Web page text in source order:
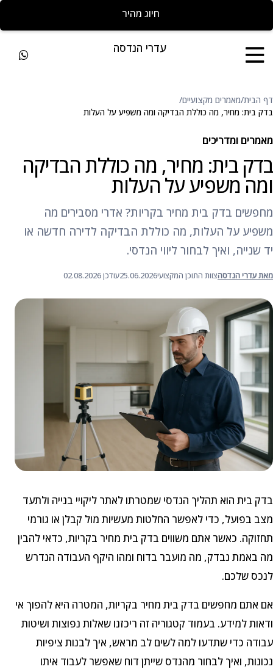
חייגו להצעת מחיר מהירה
עדרי הנדסה
דף הבית/מאמרים מקצועיים/
בדק בית: מחיר, מה כוללת הבדיקה ומה משפיע על העלות
מאמרים ומדריכים
בדק בית: מחיר, מה כוללת הבדיקה
ומה משפיע על העלות
מחפשים בדק בית מחיר בקריות? אדרי מסבירים מה
משפיע על העלות, מה כוללת הבדיקה לדירה חדשה או
יד שנייה, ואיך לבחור ליווי הנדסי.
מאת עדרי הנדסהצוות התוכן המקצועי25.06.2026עודכן 02.08.2026
בדק בית הוא תהליך הנדסי שמטרתו לאתר ליקויי בנייה ולתעד
מצב בפועל, כדי לאפשר החלטות מעשיות מול קבלן או גורמי
תחזוקה. כאשר אתם משווים בדק בית מחיר בקריות, כדאי להבין
מה באמת נבדק, מה מועבר בדוח ומהו היקף העבודה הנדרש
לנכס שלכם.
אם אתם מחפשים בדק בית מחיר בקריות, המטרה היא להפוך אי
ודאות למידע. בעמוד קטגוריה זה ריכזנו שאלות נפוצות ושיטות
עבודה כדי שתדעו למה לשים לב מראש, איך לבנות ציפיות
נכונות, ואיך לבחור מהנדס שייתן דוח שאפשר לעבוד איתו